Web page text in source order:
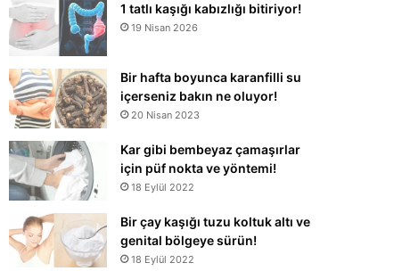
1 tatlı kaşığı kabızlığı bitiriyor!
19 Nisan 2026
Bir hafta boyunca karanfilli su
içerseniz bakın ne oluyor!
20 Nisan 2023
Kar gibi bembeyaz çamaşırlar
için püf nokta ve yöntemi!
18 Eylül 2022
Bir çay kaşığı tuzu koltuk altı ve
genital bölgeye sürün!
18 Eylül 2022